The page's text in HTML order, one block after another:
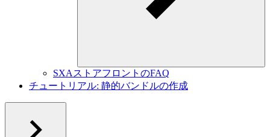
SXAストアフロントのFAQ
チュートリアル: 静的バンドルの作成